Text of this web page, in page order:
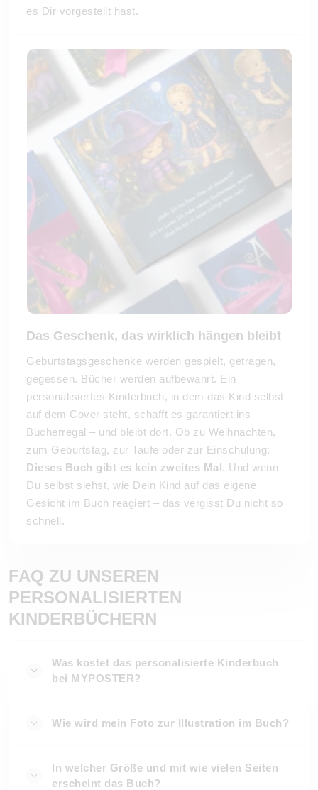
es Dir vorgestellt hast.
Das Geschenk, das wirklich hängen bleibt
Geburtstagsgeschenke werden gespielt, getragen,
gegessen. Bücher werden aufbewahrt. Ein
personalisiertes Kinderbuch, in dem das Kind selbst
auf dem Cover steht, schafft es garantiert ins
Bücherregal – und bleibt dort. Ob zu Weihnachten,
zum Geburtstag, zur Taufe oder zur Einschulung:
Dieses Buch gibt es kein zweites Mal. Und wenn
Du selbst siehst, wie Dein Kind auf das eigene
Gesicht im Buch reagiert – das vergisst Du nicht so
schnell.
FAQ ZU UNSEREN
PERSONALISIERTEN
KINDERBÜCHERN
Was kostet das personalisierte Kinderbuch
bei MYPOSTER?
Wie wird mein Foto zur Illustration im Buch?
In welcher Größe und mit wie vielen Seiten
erscheint das Buch?